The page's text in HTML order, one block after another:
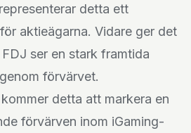
detta ett
aktieägarna. Vidare ger det
ser en stark framtida
förvärvet.
detta att markera en
förvärven inom iGaming-